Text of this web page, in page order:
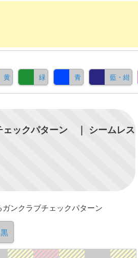
黄 緑 青 藍・紺
ェックパターン ｜ シームレス
ンクラブチェックパターン
黒